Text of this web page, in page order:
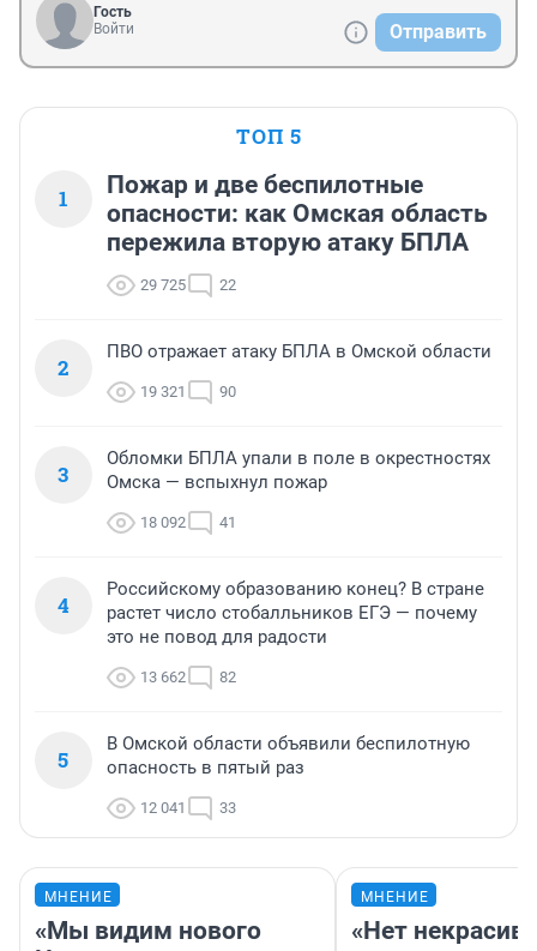
Гость
Войти
Отправить
ТОП 5
1
Пожар и две беспилотные
опасности: как Омская область
пережила вторую атаку БПЛА
29 725 22
2
ПВО отражает атаку БПЛА в Омской области
19 321 90
3
Обломки БПЛА упали в поле в окрестностях
Омска — вспыхнул пожар
18 092 41
4
Российскому образованию конец? В стране
растет число стобалльников ЕГЭ — почему
это не повод для радости
13 662 82
5
В Омской области объявили беспилотную
опасность в пятый раз
12 041 33
МНЕНИЕ
«Мы видим нового
МНЕНИЕ
«Нет